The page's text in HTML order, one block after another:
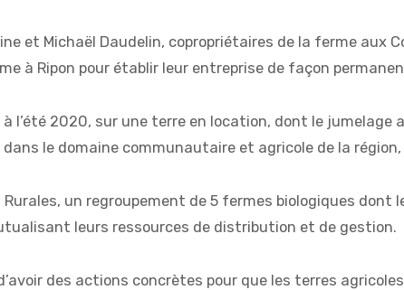
et Michaël Daudelin, copropriétaires de la ferme aux
à Ripon pour établir leur entreprise de façon
2020, sur une terre en location, dont le jumelage
le domaine communautaire et agricole de la
un regroupement de 5 fermes biologiques
leurs ressources de distribution et de gestion.
des actions concrètes pour que les terres